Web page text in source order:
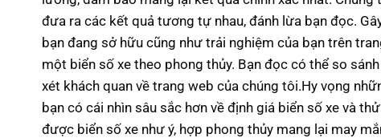
đưa ra các kết quả tương tự nhau, đánh lừa bạn đọc.
bạn đang sở hữu cũng như trải nghiệm của bạn trên
một biển số xe theo phong thủy. Bạn đọc có thể so
xét khách quan về trang web của chúng tôi.Hy vọng
bạn có cái nhìn sâu sắc hơn về định giá biển số xe và
được biển số xe như ý, hợp phong thủy mang lại may